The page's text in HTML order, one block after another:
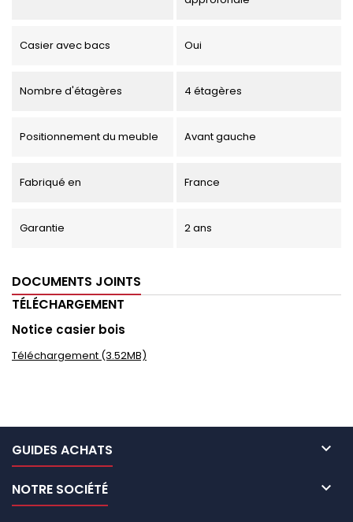
Casier avec bacs Oui
Nombre d'étagères 4 étagères
Positionnement du meuble Avant gauche
Fabriqué en France
Garantie 2 ans
DOCUMENTS JOINTS
TÉLÉCHARGEMENT
Notice casier bois
Téléchargement (3.52MB)
GUIDES ACHATS 
NOTRE SOCIÉTÉ 